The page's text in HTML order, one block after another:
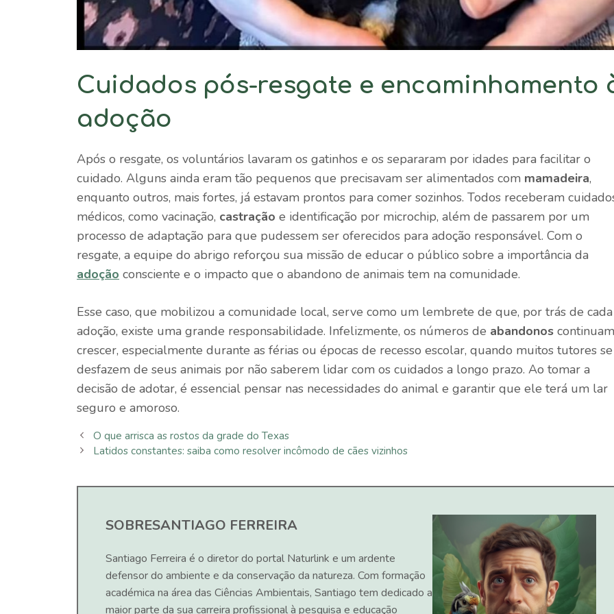
Cuidados pós-resgate e encaminhamento
adoção
Após o resgate, os voluntários lavaram os gatinhos e os separaram por idades para facilitar o
cuidado. Alguns ainda eram tão pequenos que precisavam ser alimentados com mamadeira,
enquanto outros, mais fortes, já estavam prontos para comer sozinhos. Todos receberam
médicos, como vacinação, castração e identificação por microchip, além de passarem por um
processo de adaptação para que pudessem ser oferecidos para adoção responsável. Com o
resgate, a equipe do abrigo reforçou sua missão de educar o público sobre a importância da
adoção consciente e o impacto que o abandono de animais tem na comunidade.
Esse caso, que mobilizou a comunidade local, serve como um lembrete de que, por trás de cada
adoção, existe uma grande responsabilidade. Infelizmente, os números de abandonos
crescer, especialmente durante as férias ou épocas de recesso escolar, quando muitos tutores se
desfazem de seus animais por não saberem lidar com os cuidados a longo prazo. Ao tomar a
decisão de adotar, é essencial pensar nas necessidades do animal e garantir que ele terá um lar
seguro e amoroso.
O que arrisca as rostos da grade do Texas
Latidos constantes: saiba como resolver incômodo de cães vizinhos
SOBRESANTIAGO FERREIRA
Santiago Ferreira é o diretor do portal Naturlink e um ardente
defensor do ambiente e da conservação da natureza. Com formação
académica na área das Ciências Ambientais, Santiago tem dedicado a
maior parte da sua carreira profissional à pesquisa e educação